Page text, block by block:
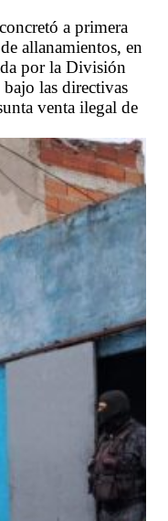
a primera
allanamientos, en
por la División
las directivas
venta ilegal de